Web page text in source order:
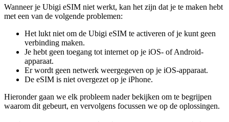
Wanneer je Ubigi eSIM niet werkt, kan het zijn dat je te maken hebt
met een van de volgende problemen:
Het lukt niet om de Ubigi eSIM te activeren of je kunt geen
verbinding maken.
Je hebt geen toegang tot internet op je iOS- of Android-
apparaat.
Er wordt geen netwerk weergegeven op je iOS-apparaat.
De eSIM is niet overgezet op je iPhone.
Hieronder gaan we elk probleem nader bekijken om te begrijpen
waarom dit gebeurt, en vervolgens focussen we op de oplossingen.